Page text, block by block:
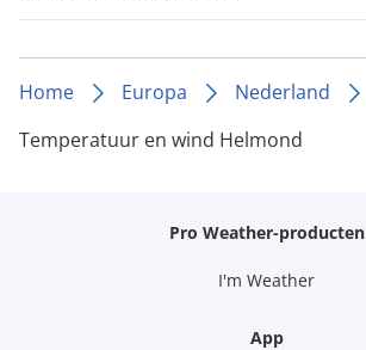
Home Europa Nederland
Temperatuur en wind Helmond
Pro Weather-producten
I'm Weather
App